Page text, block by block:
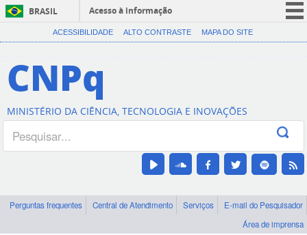
BRASIL
Acesso à informação
CORONAVÍRUS (COVID-19)
Canais
ACESSIBILIDADE ALTO CONTRASTE MAPA DO SITE
CNPq
MINISTÉRIO DA CIÊNCIA, TECNOLOGIA E INOVAÇÕES
Perguntas frequentes Central de Atendimento Serviços
E-mail do Pesquisador
Área de imprensa